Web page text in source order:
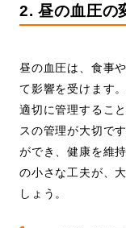
2. 昼の血圧の
昼の血圧は、食事
て影響を受けます
適切に管理するこ
スの管理が大切で
ができ、健康を維
の小さな工夫が、
しょう。